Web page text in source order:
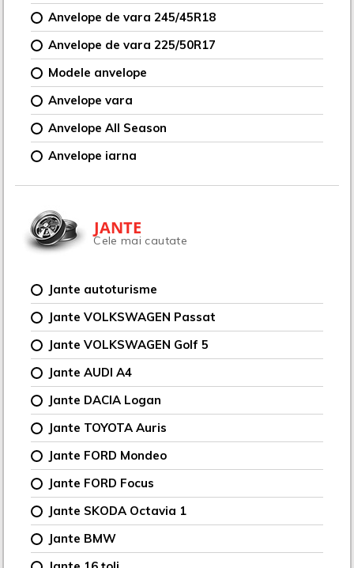
Anvelope de vara 245/45R18
Anvelope de vara 225/50R17
Modele anvelope
Anvelope vara
Anvelope All Season
Anvelope iarna
JANTE
Cele mai cautate
Jante autoturisme
Jante VOLKSWAGEN Passat
Jante VOLKSWAGEN Golf 5
Jante AUDI A4
Jante DACIA Logan
Jante TOYOTA Auris
Jante FORD Mondeo
Jante FORD Focus
Jante SKODA Octavia 1
Jante BMW